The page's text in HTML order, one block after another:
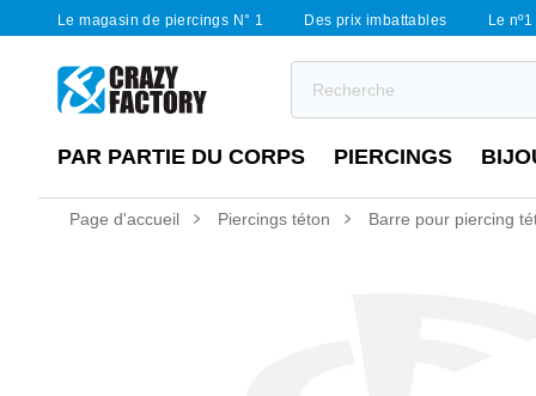
Le magasin de piercings N° 1 Des prix imbattables Le
PAR PARTIE DU CORPS PIERCINGS
Page d'accueil Piercings téton Barre pour piercing